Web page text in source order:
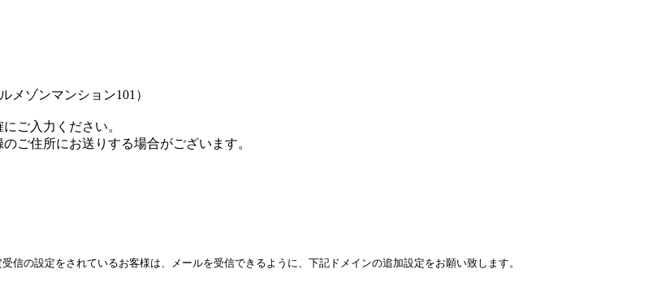
ゾンマンション101）
ご入力ください。
ご住所にお送りする場合がございます。
信の設定をされているお客様は、メールを受信できるように、下記ドメインの追加設定をお願い致します。